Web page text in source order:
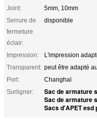
Joint:
5mm, 10mm
Serrure de
fermeture
éclair:
disponible
Impression:
L'impression
Transparent: peut être adapté
Port:
Changhaï
Surligner:
Sac de armature
Sac de armature
Sacs d'APET